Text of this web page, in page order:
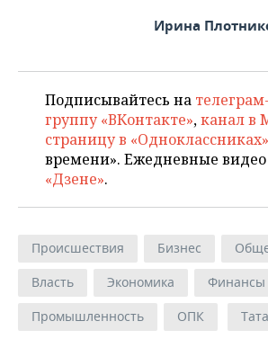
Ирина
Подписывайтесь на
группу «ВКонтакте»,канал в
страницу в «Одноклассниках»
времени». Ежедневные
«Дзене».
Происшествия Бизнес
Власть
Экономика Финансы
Промышленность
ОПК